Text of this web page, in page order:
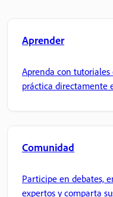
Aprender
Aprenda con
práctica directamente
Comunidad
Participe en debates,
expertos y comparta